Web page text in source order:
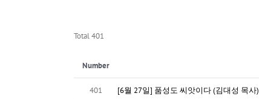
Total 401
Number
401 [6월 27일] 품성도 씨앗이다 (김대성 목사)